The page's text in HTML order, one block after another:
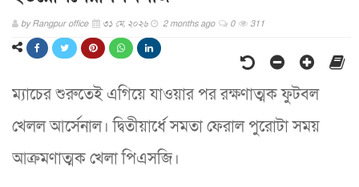
byRangpur office ৩১ মে, ২০২৬ 2 months ago 0 311
ম‍্যাচের শুরুতেই এগিয়ে যাওয়ার পর রক্ষণাত্মক ফুটবল
খেলল আর্সেনাল। দ্বিতীয়ার্ধে সমতা ফেরাল পুরোটা সময়
আক্রমণাত্মক খেলা পিএসজি।